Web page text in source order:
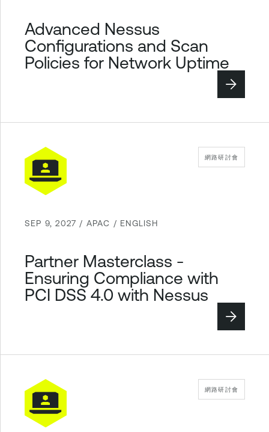
Advanced Nessus
Configurations and Scan
Policies for Network Uptime
網路研討會
SEP 9, 2027 / APAC / ENGLISH
Partner Masterclass -
Ensuring Compliance with
PCI DSS 4.0 with Nessus
網路研討會